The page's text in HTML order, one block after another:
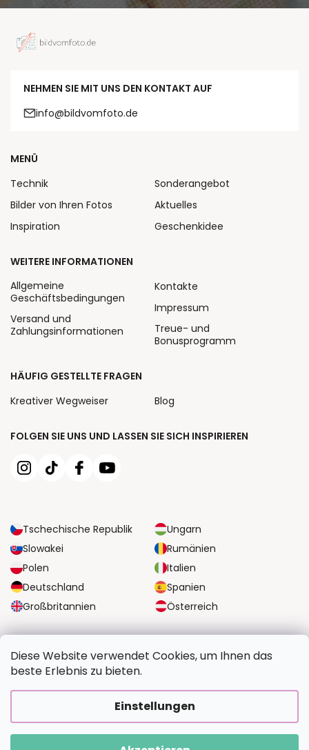
Diese Website verwendet Cookies, um Ihnen das
beste Erlebnis zu bieten.
Einstellungen
NEHMEN SIE MIT UNS DEN KONTAKT AUF
info@bildvomfoto.de
FOLGEN SIE UNS UND LASSEN SIE SICH INSPIRIEREN
Tschechische Republik
Ungarn
Slowakei
Rumänien
Polen
Italien
Deutschland
Spanien
Großbritannien
Österreich
MENÜ
Technik
Bilder von Ihren Fotos
Inspiration
Sonderangebot
Aktuelles
Geschenkidee
WEITERE INFORMATIONEN
Allgemeine
Geschäftsbedingungen
Versand und
Zahlungsinformationen
Kontakte
Impressum
Treue- und
Bonusprogramm
HÄUFIG GESTELLTE FRAGEN
Kreativer Wegweiser
Blog
SICHERE ZAHLUNGSOPTIONEN